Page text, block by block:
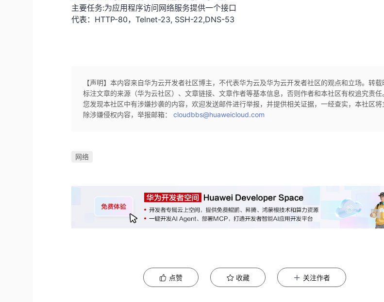
主要任务:为应用程序访问网络服务提供一个接口
代表：HTTP-80，Telnet-23, SSH-22,DNS-53
【声明】本内容来自华为云开发者社区博主，不代表华为云及华为云开发者社区的观点和立场。转载
标注文章的来源（华为云社区）、文章链接、文章作者等基本信息，否则作者和本社区有权追究责任
您发现本社区中有涉嫌抄袭的内容，欢迎发送邮件进行举报，并提供相关证据，一经查实，本社区将
除涉嫌侵权内容，举报邮箱：cloudbbs@huaweicloud.com
网络
点赞 收藏 关注作者